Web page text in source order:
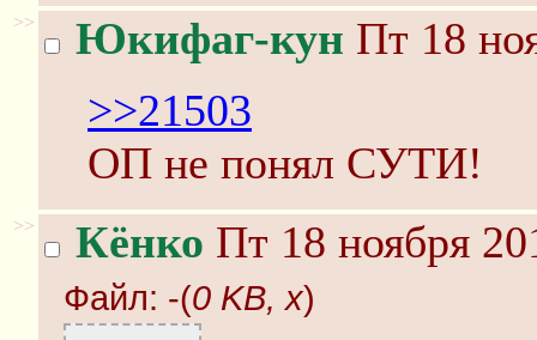
>> Юкифаг-кун Пт 18
>>21503
ОП не понял СУТИ!
>> Кёнко Пт 18 ноября
Файл: -(0 KB, x)